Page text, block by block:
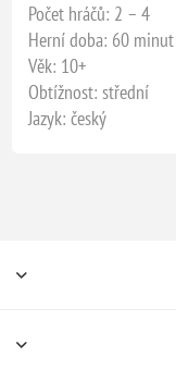
Počet hráčů: 2 – 4
Herní doba: 60 minut
Věk: 10+
Obtížnost: střední
Jazyk: český